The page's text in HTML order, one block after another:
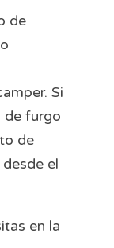
de
Si
de furgo
de
el
en la